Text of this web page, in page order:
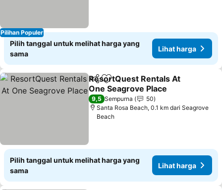
Pilihan Populer
Pilih tanggal untuk melihat harga yang
sama
Lihat harga
BagikanTambahkan ke favorit
ResortQuest Rentals At
One Seagrove Place
Lihat harga
9,5 Sempurna
50
Santa Rosa Beach, 0.1 km dari Seagrove
Beach
Pilih tanggal untuk melihat harga yang
sama
Lihat harga